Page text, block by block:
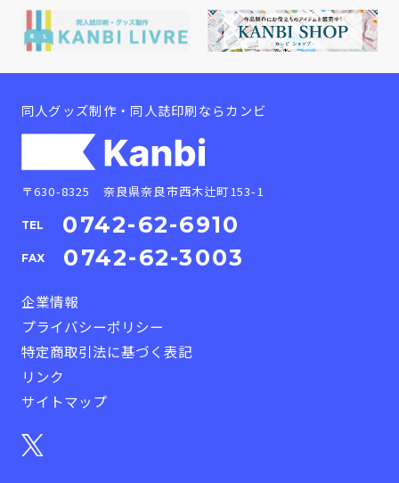
同人グッズ制作・同人誌印刷ならカンビ
〒630-8325 奈良県奈良市西木辻町153-1
TEL 0742-62-6910
FAX 0742-62-3003
企業情報
プライバシーポリシー
特定商取引法に基づく表記
リンク
サイトマップ